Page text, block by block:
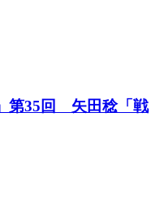
第35回 矢田稔「戦